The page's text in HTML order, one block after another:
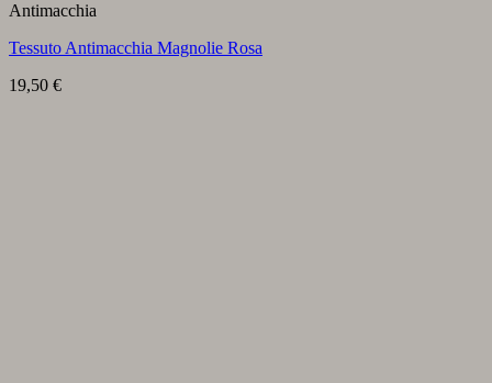
Antimacchia
Tessuto Antimacchia Magnolie Rosa
19,50 €